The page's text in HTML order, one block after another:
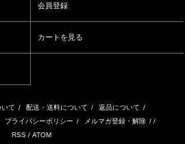
会員登録
カートを見る
て / 配送・送料について / 返品について /
プライバシーポリシー / メルマガ登録・解除 / /
RSS / ATOM